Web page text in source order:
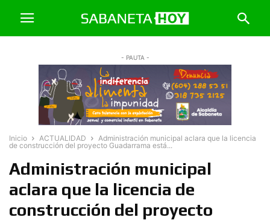
- PAUTA -
Inicio ACTUALIDAD
Administración municipal aclara que la licencia
de construcción del proyecto Guadarrama está...
Administración municipal
aclara que la licencia de
construcción del proyecto